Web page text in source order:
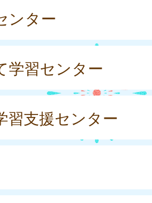
ンター
学習センター
習支援センター